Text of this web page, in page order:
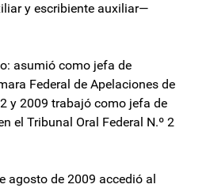
y escribiente auxiliar—
asumió como jefa de
Federal de Apelaciones de
y 2009 trabajó como jefa de
el Tribunal Oral Federal N.º 2
agosto de 2009 accedió al